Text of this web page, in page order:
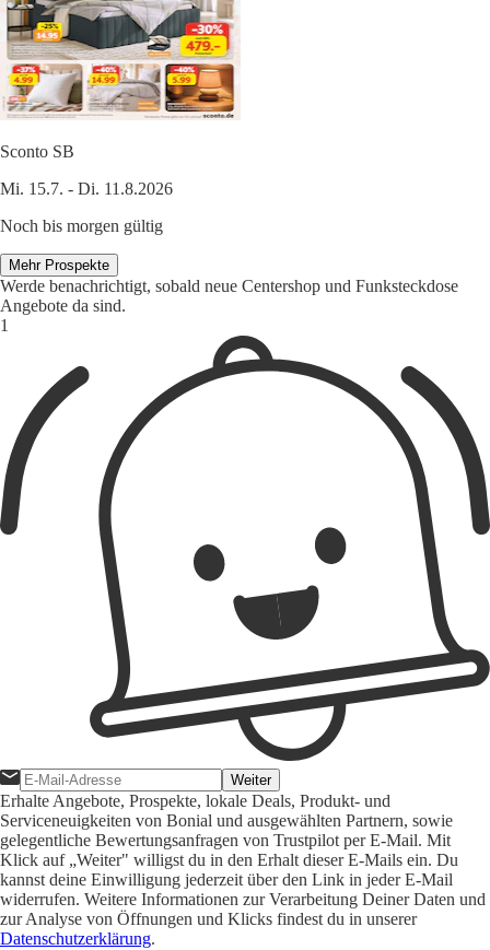
Sconto SB
Mi. 15.7. - Di. 11.8.2026
Noch bis morgen gültig
Mehr Prospekte
Werde benachrichtigt, sobald neue Centershop und Funksteckdose
Angebote da sind.
Weiter
Erhalte Angebote, Prospekte, lokale Deals, Produkt- und
Serviceneuigkeiten von Bonial und ausgewählten Partnern, sowie
gelegentliche Bewertungsanfragen von Trustpilot per E-Mail. Mit
Klick auf „Weiter" willigst du in den Erhalt dieser E-Mails ein. Du
kannst deine Einwilligung jederzeit über den Link in jeder E-Mail
widerrufen. Weitere Informationen zur Verarbeitung Deiner Daten und
zur Analyse von Öffnungen und Klicks findest du in unserer
Datenschutzerklärung.